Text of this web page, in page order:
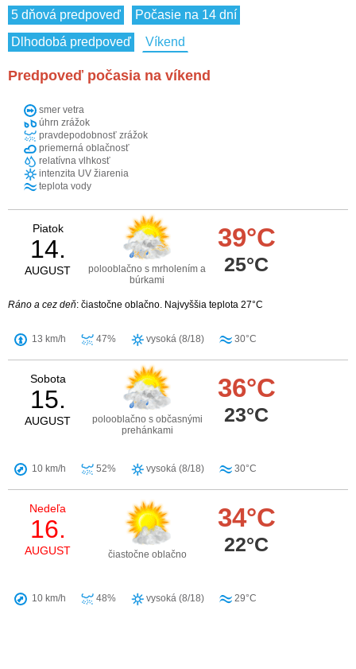
5 dňová predpoveď
Počasie na 14 dní
Dlhodobá predpoveď
Víkend
Predpoveď počasia na víkend
smer vetra
úhrn zrážok
pravdepodobnosť zrážok
priemerná oblačnosť
relatívna vlhkosť
intenzita UV žiarenia
teplota vody
Piatok
14.
AUGUST
polooblačno s mrholením a
búrkami
39°C
25°C
Ráno a cez deň: čiastočne oblačno. Najvyššia teplota 27°C
13 km/h 47% vysoká (8/18) 30°C
Sobota
15.
AUGUST
polooblačno s občasnými
prehánkami
36°C
23°C
10 km/h 52% vysoká (8/18) 30°C
Nedeľa
16.
AUGUST čiastočne oblačno
34°C
22°C
10 km/h 48% vysoká (8/18) 29°C